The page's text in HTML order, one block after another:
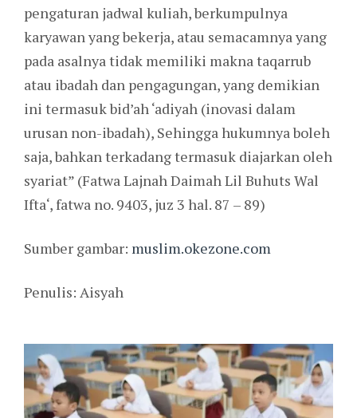
pengaturan jadwal kuliah, berkumpulnya
karyawan yang bekerja, atau semacamnya yang
pada asalnya tidak memiliki makna taqarrub
atau ibadah dan pengagungan, yang demikian
ini termasuk bid’ah ‘adiyah (inovasi dalam
urusan non-ibadah), Sehingga hukumnya boleh
saja, bahkan terkadang termasuk diajarkan oleh
syariat” (Fatwa Lajnah Daimah Lil Buhuts Wal
Ifta‘, fatwa no. 9403, juz 3 hal. 87 – 89)
Sumber gambar: muslim.okezone.com
Penulis: Aisyah